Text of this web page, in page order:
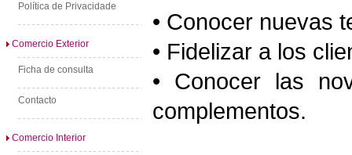
Política de Privacidade
Comercio Exterior
Ficha de consulta
Contacto
Comercio Interior
• Conocer nuevas
• Fidelizar a los
• Conocer las
complementos.